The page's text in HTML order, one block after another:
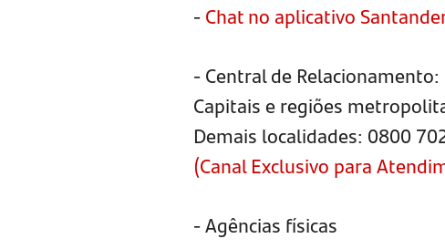
-Chat no aplicativo
- Central de Relacionamento:
Capitais e regiões
Demais localidades: 0800
(Canal Exclusivo para
- Agências físicas